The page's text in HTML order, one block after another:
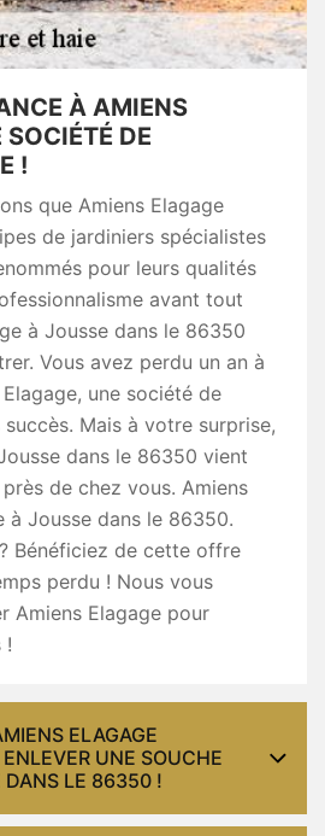
À AMIENS
SOCIÉTÉ DE
!
que Amiens Elagage
de jardiniers spécialistes
pour leurs qualités
avant tout
à Jousse dans le 86350
Vous avez perdu un an à
une société de
succès. Mais à votre surprise,
dans le 86350 vient
de chez vous. Amiens
à Jousse dans le 86350.
Bénéficiez de cette offre
perdu ! Nous vous
Amiens Elagage pour
!
ELAGAGE
UNE SOUCHE
DANS LE 86350 !